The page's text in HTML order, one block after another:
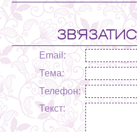
Email:
Тема:
Телефон:
Текст: